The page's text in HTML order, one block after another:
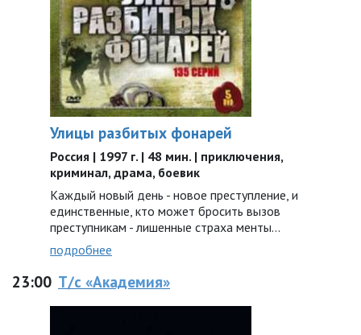
Улицы разбитых фонарей
Россия | 1997 г. | 48 мин. | приключения,
криминал, драма, боевик
Каждый новый день - новое преступление, и
единственные, кто может бросить вызов
преступникам - лишенные страха менты...
подробнее
23:00 Т/с «Академия»